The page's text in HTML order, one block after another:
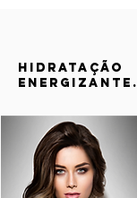
HIDRATAÇÃO
ENERGIZANTE.